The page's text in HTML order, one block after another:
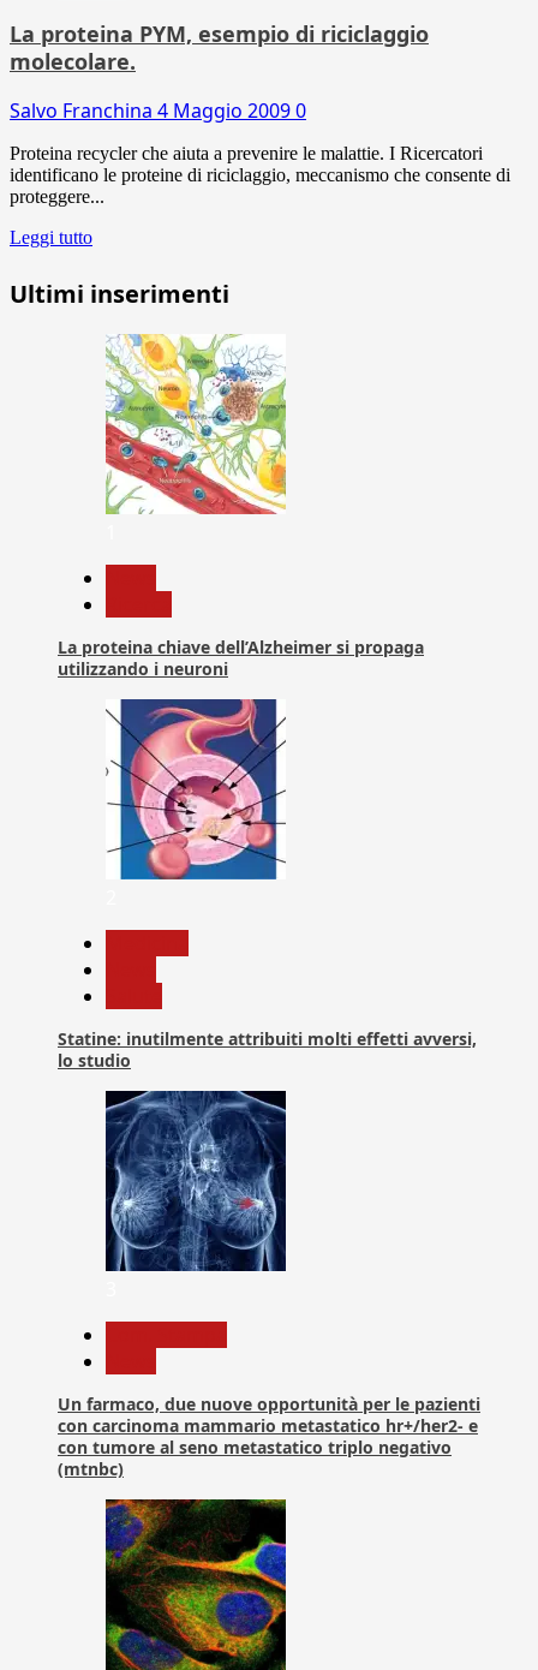
La proteina PYM, esempio di riciclaggio
molecolare.
Salvo Franchina 4 Maggio 20090
Proteina recycler che aiuta a prevenire le malattie. I Ricercatori
identificano le proteine di riciclaggio, meccanismo che consente di
proteggere...
Leggi tutto
Ultimi inserimenti
La proteina chiave dell’Alzheimer si propaga
utilizzando i neuroni
Statine: inutilmente attribuiti molti effetti avversi,
lo studio
Un farmaco, due nuove opportunità per le pazienti
con carcinoma mammario metastatico hr+/her2- e
con tumore al seno metastatico triplo negativo
(mtnbc)